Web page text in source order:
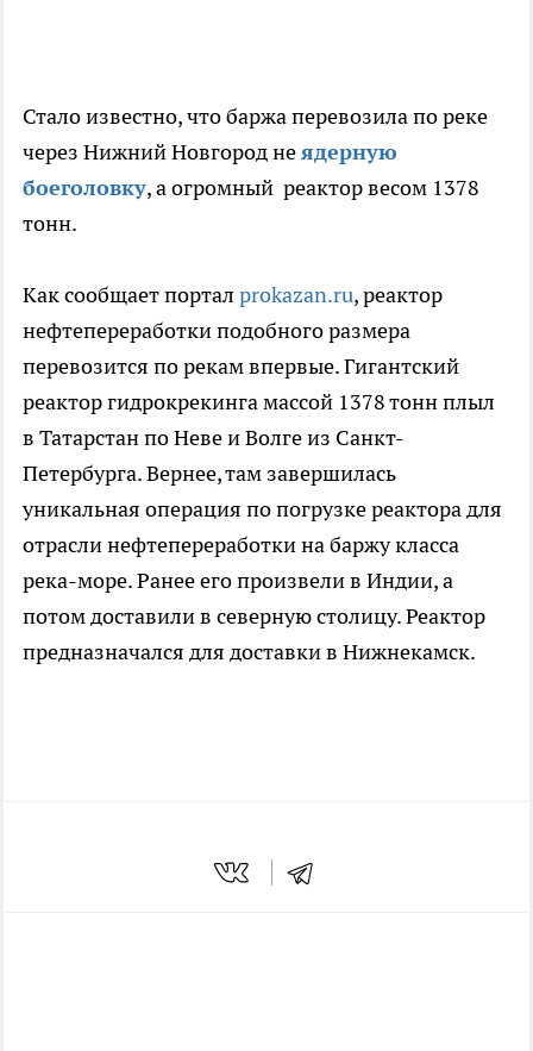
Стало известно, что баржа перевозила по реке
через Нижний Новгород неядерную
боеголовку, а огромный реактор весом 1378
тонн.
Как сообщает портал prokazan.ru, реактор
нефтепереработки подобного размера
перевозится по рекам впервые. Гигантский
реактор гидрокрекинга массой 1378 тонн плыл
в Татарстан по Неве и Волге из Санкт-
Петербурга. Вернее, там завершилась
уникальная операция по погрузке реактора для
отрасли нефтепереработки на баржу класса
река-море. Ранее его произвели в Индии, а
потом доставили в северную столицу. Реактор
предназначался для доставки в Нижнекамск.